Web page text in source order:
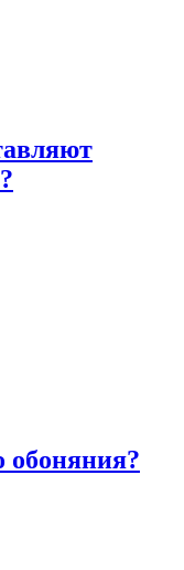
обоняния?